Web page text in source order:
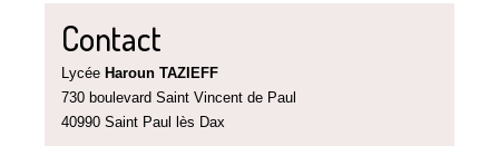
Contact
Lycée Haroun TAZIEFF
730 boulevard Saint Vincent de Paul
40990 Saint Paul lès Dax